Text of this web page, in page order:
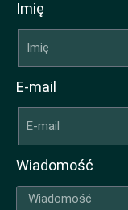
Imię
E-mail
Wiadomość